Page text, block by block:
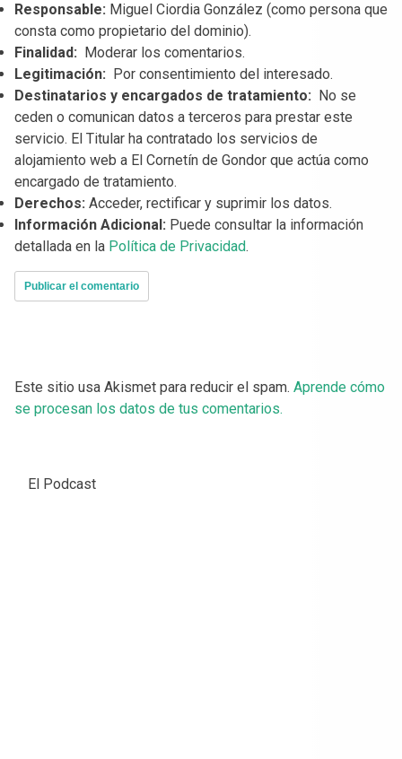
Responsable: Miguel Ciordia González (como persona que
consta como propietario del dominio).
Finalidad: Moderar los comentarios.
Legitimación: Por consentimiento del interesado.
Destinatarios y encargados de tratamiento: No se
ceden o comunican datos a terceros para prestar este
servicio. El Titular ha contratado los servicios de
alojamiento web a El Cornetín de Gondor que actúa como
encargado de tratamiento.
Derechos: Acceder, rectificar y suprimir los datos.
Información Adicional: Puede consultar la información
detallada en la Política de Privacidad.
Este sitio usa Akismet para reducir el spam. Aprende cómo
se procesan los datos de tus comentarios.
El Podcast